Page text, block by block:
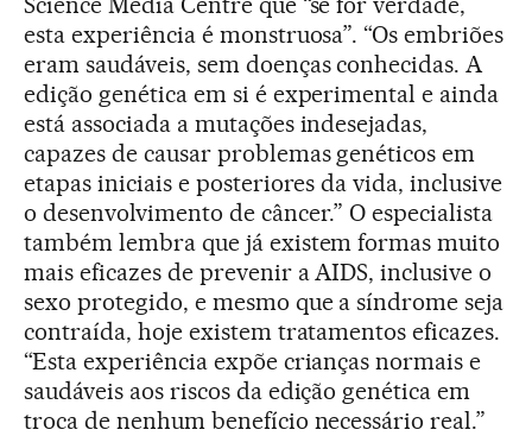
esta experiência é monstruosa”. “Os embriões
eram saudáveis, sem doenças conhecidas. A
edição genética em si é experimental e ainda
está associada a mutações indesejadas,
capazes de causar problemas genéticos em
etapas iniciais e posteriores da vida, inclusive
o desenvolvimento de câncer.” O especialista
também lembra que já existem formas muito
mais eficazes de prevenir a AIDS, inclusive o
sexo protegido, e mesmo que a síndrome seja
contraída, hoje existem tratamentos eficazes.
“Esta experiência expõe crianças normais e
saudáveis aos riscos da edição genética em
troca de nenhum benefício necessário real.”